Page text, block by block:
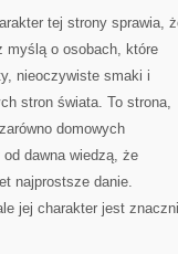
tej strony sprawia,
myślą o osobach, które
nieoczywiste smaki i
stron świata. To strona,
domowych
dawna wiedzą, że
najprostsze danie.
jej charakter jest